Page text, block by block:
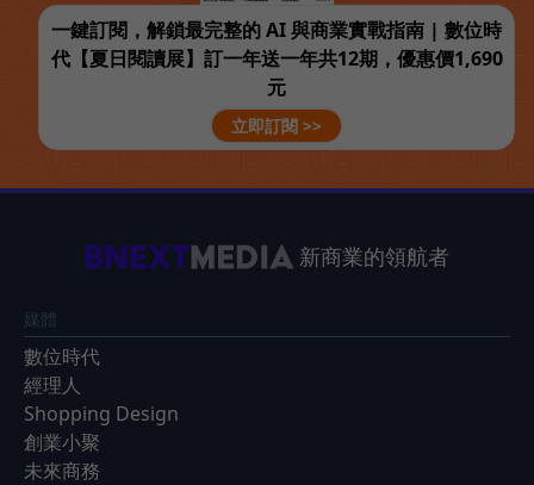
一鍵訂閱，解鎖最完整的 AI 與商業實戰指南 | 數位時
代【夏日閱讀展】訂一年送一年共12期，優惠價1,690
元
立即訂閱 >>
新商業的領航者
媒體
數位時代
經理人
Shopping Design
創業小聚
未來商務